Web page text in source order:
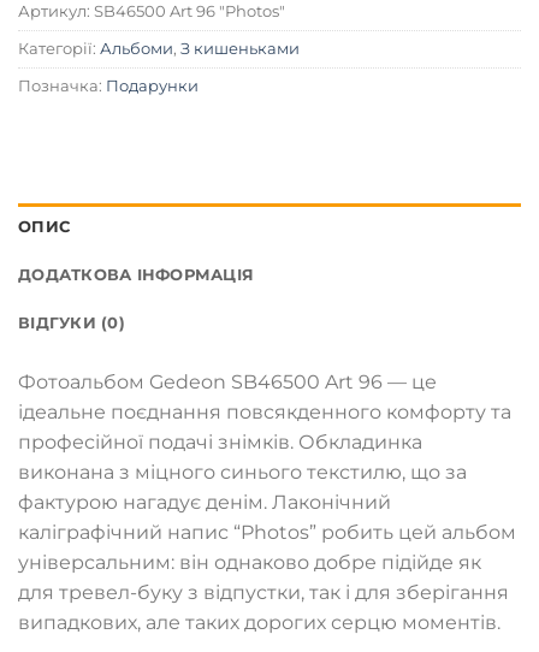
Артикул: SB46500 Art 96 "Photos"
Категорії: Альбоми, З кишеньками
Позначка: Подарунки
ОПИС
ДОДАТКОВА ІНФОРМАЦІЯ
ВІДГУКИ (0)
Фотоальбом Gedeon SB46500 Art 96 — це
ідеальне поєднання повсякденного комфорту та
професійної подачі знімків. Обкладинка
виконана з міцного синього текстилю, що за
фактурою нагадує денім. Лаконічний
каліграфічний напис “Photos” робить цей альбом
універсальним: він однаково добре підійде як
для тревел-буку з відпустки, так і для зберігання
випадкових, але таких дорогих серцю моментів.